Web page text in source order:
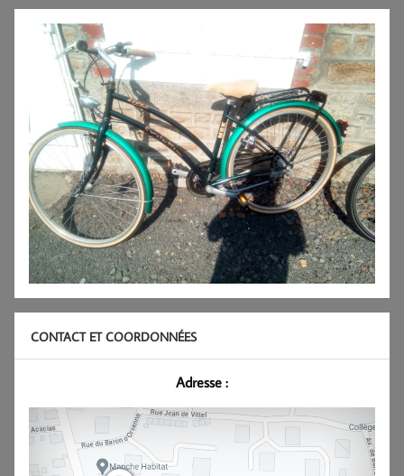
CONTACT ET COORDONNÉES
Adresse :